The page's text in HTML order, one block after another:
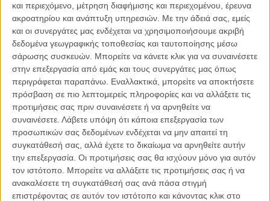
και περιεχόμενο, μέτρηση διαφήμισης και περιεχομένου, έρευνα
ακροατηρίου και ανάπτυξη υπηρεσιών. Με την άδειά σας, εμείς
και οι συνεργάτες μας ενδέχεται να χρησιμοποιήσουμε ακριβή
δεδομένα γεωγραφικής τοποθεσίας και ταυτοποίησης μέσω
σάρωσης συσκευών. Μπορείτε να κάνετε κλικ για να συναινέσετε
στην επεξεργασία από εμάς και τους συνεργάτες μας όπως
περιγράφεται παραπάνω. Εναλλακτικά, μπορείτε να αποκτήσετε
πρόσβαση σε πιο λεπτομερείς πληροφορίες και να αλλάξετε τις
προτιμήσεις σας πριν συναινέσετε ή να αρνηθείτε να
συναινέσετε. Λάβετε υπόψη ότι κάποια επεξεργασία των
προσωπικών σας δεδομένων ενδέχεται να μην απαιτεί τη
συγκατάθεσή σας, αλλά έχετε το δικαίωμα να αρνηθείτε αυτήν
την επεξεργασία. Οι προτιμήσεις σας θα ισχύουν μόνο για αυτόν
τον ιστότοπο. Μπορείτε να αλλάξετε τις προτιμήσεις σας ή να
ανακαλέσετε τη συγκατάθεσή σας ανά πάσα στιγμή
επιστρέφοντας σε αυτόν τον ιστότοπο και κάνοντας κλικ στο
Ομως βλέποντας τους τρέιλερ του «Are You Here» μοιάζει μάλλον
δύσκολο να ενθουσιαστείς με όσα υπόσχεται: ναι, μια εν δυνάμει
συγκινητική ιστορία για μια φιλία που όπως λέει ο χαρακτήρας του
Γουίλσον «είναι πολύ πιο σπάνια από την αγάπη, γιατί κανείς δεν
έχει να κερδίσει τίποτα από αυτή».
Ομως αν το «Are you Here» θέλει να είναι κωμωδία δεν μοιάζει να
έχει πολλά πετυχημένα αστείες (υποθέτουμε αν είχε, μερικά από
αυτά θα βρίσκονταν στο τρέιλερ) κι αν θέλει να είναι δράμα, θα
χρειαζόταν κάτι πιο σοβαρό από την ιστορία ενός λίγο πολύ
τρελούτσικου άντρα που μάχεται την αδελφή του για την
κληρονομιά του πατέρα τους.
Δείτε το τρέιλερ για το φιλμ, που έκανε την πρεμιέρα του στο
φεστιβάλ του Τορόντο με όχι ακριβώς θριαμβευτικές κριτικές.